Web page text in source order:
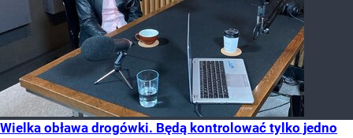
Wielka obława drogówki. Będą kontrolować tylko jedno